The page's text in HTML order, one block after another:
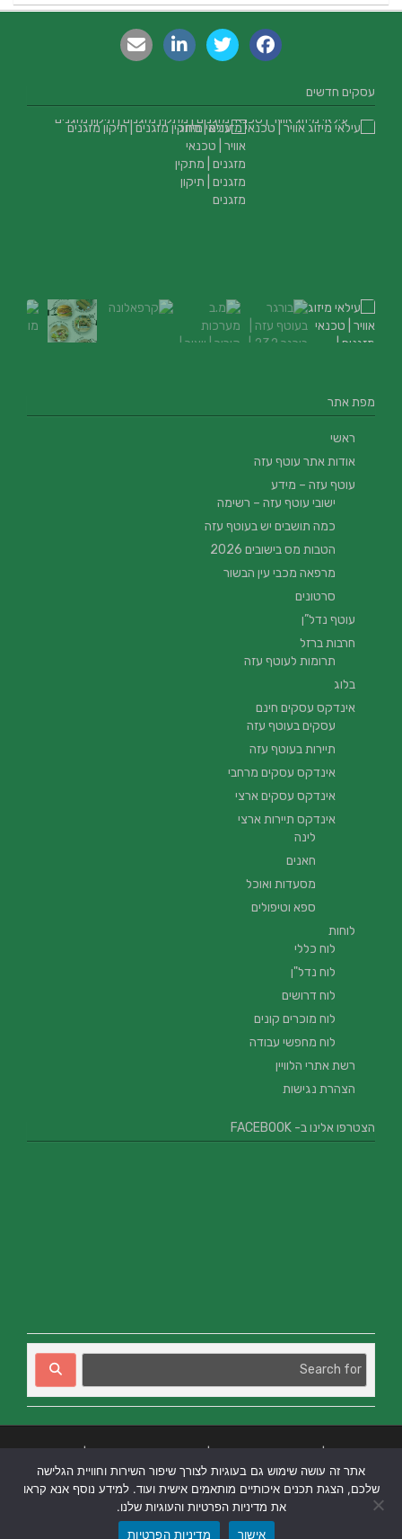
עסקים חדשים
עילאי מיזוג אוויר | טכנאי מזגנים | מתקין מזגנים | תיקון מזגנים
מפת אתר
ראשי
אודות אתר עוטף עזה
עוטף עזה – מידע
ישובי עוטף עזה – רשימה
כמה תושבים יש בעוטף עזה
הטבות מס בישובים 2026
מרפאה מכבי עין הבשור
סרטונים
עוטף נדל”ן
חרבות ברזל
תרומות לעוטף עזה
בלוג
אינדקס עסקים חינם
עסקים בעוטף עזה
תיירות בעוטף עזה
אינדקס עסקים מרחבי
אינדקס עסקים ארצי
אינדקס תיירות ארצי
לינה
חאנים
מסעדות ואוכל
ספא וטיפולים
לוחות
לוח כללי
לוח נדל"ן
לוח דרושים
לוח מוכרים קונים
לוח מחפשי עבודה
רשת אתרי הלוויין
הצהרת נגישות
הצטרפו אלינו ב- FACEBOOK
בבאר שבע |
אתר זה עושה שימוש גם בעוגיות לצורך שיפור השירות וחוויית הגלישה
שלכם, הצגת תכנים איכותיים מותאמים אישית ועוד. למידע נוסף אנא קראו
את מדיניות הפרטיות והעוגיות שלנו.
אישור
מדיניות הפרטיות